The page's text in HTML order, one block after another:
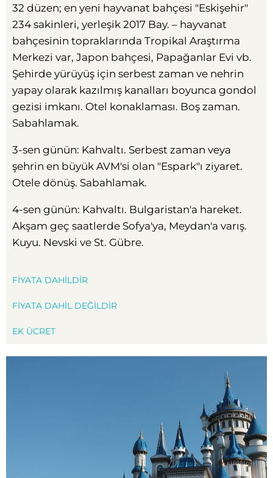
32 düzen; en yeni hayvanat bahçesi "Eskişehir"
234 sakinleri, yerleşik 2017 Bay. – hayvanat
bahçesinin topraklarında Tropikal Araştırma
Merkezi var, Japon bahçesi, Papağanlar Evi vb.
Şehirde yürüyüş için serbest zaman ve nehrin
yapay olarak kazılmış kanalları boyunca gondol
gezisi imkanı. Otel konaklaması. Boş zaman.
Sabahlamak.
3-sen günün: Kahvaltı. Serbest zaman veya
şehrin en büyük AVM'si olan "Espark"ı ziyaret.
Otele dönüş. Sabahlamak.
4-sen günün: Kahvaltı. Bulgaristan'a hareket.
Akşam geç saatlerde Sofya'ya, Meydan'a varış.
Kuyu. Nevski ve St. Gübre.
FIYATA DAHILDIR
FIYATA DAHIL DEĞILDIR
EK ÜCRET